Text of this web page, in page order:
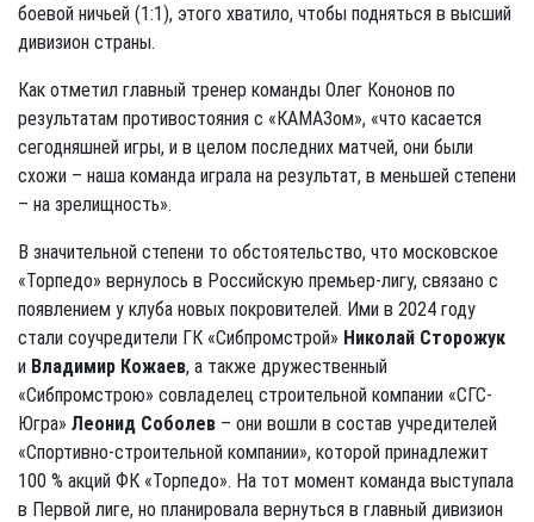
боевой ничьей (1:1), этого хватило, чтобы подняться в высший
дивизион страны.
Как отметил главный тренер команды Олег Кононов по
результатам противостояния с «КАМАЗом», «что касается
сегодняшней игры, и в целом последних матчей, они были
схожи – наша команда играла на результат, в меньшей степени
– на зрелищность».
В значительной степени то обстоятельство, что московское
«Торпедо» вернулось в Российскую премьер-лигу, связано с
появлением у клуба новых покровителей. Ими в 2024 году
стали соучредители ГК «Сибпромстрой» Николай Сторожук
и Владимир Кожаев, а также дружественный
«Сибпромстрою» совладелец строительной компании «СГС-
Югра» Леонид Соболев – они вошли в состав учредителей
«Спортивно-строительной компании», которой принадлежит
100 % акций ФК «Торпедо». На тот момент команда выступала
в Первой лиге, но планировала вернуться в главный дивизион